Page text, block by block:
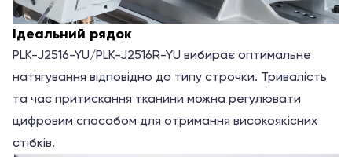
Ідеальний рядок
PLK-J2516-YU/PLK-J2516R-YU вибирає оптимальне
натягування відповідно до типу строчки. Тривалість
та час притискання тканини можна регулювати
цифровим способом для отримання високоякісних
стібків.